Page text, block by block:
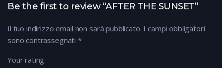
Be the first to review “AFTER THE SUNSET”
Il tuo indirizzo email non sarà pubblicato. I campi obbligatori
sono contrassegnati *
Your rating